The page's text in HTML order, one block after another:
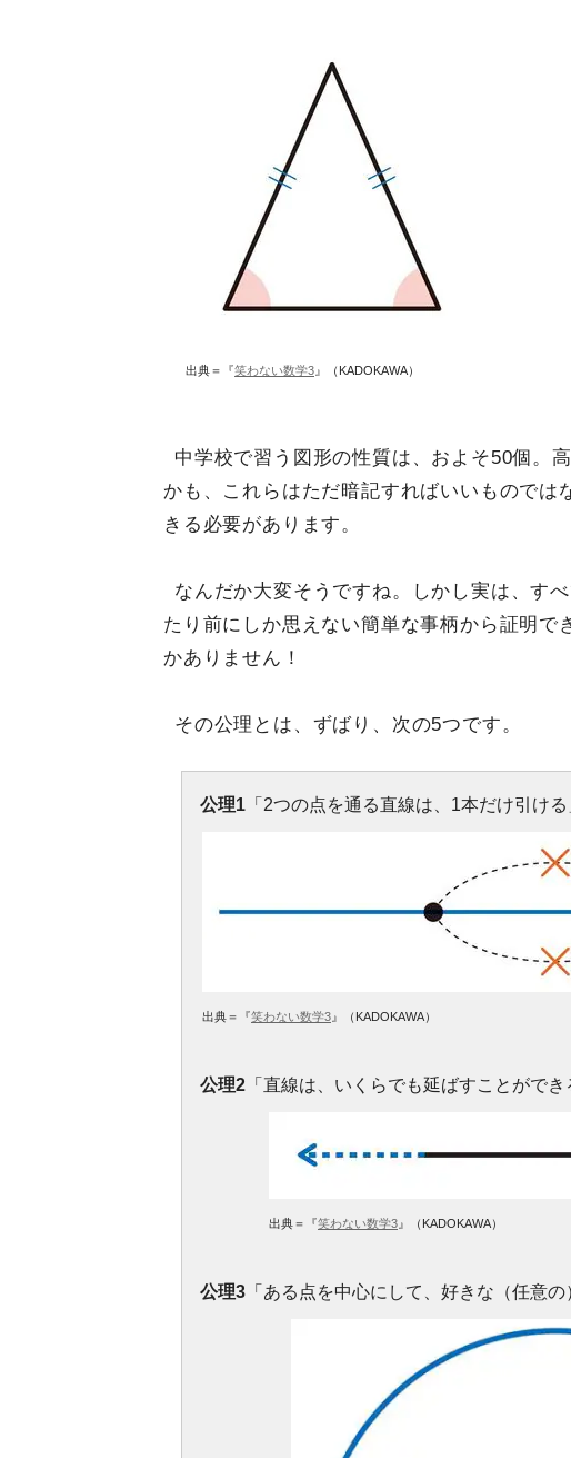
出典＝『笑わない数学3 』（KADOKAWA）
中学校で習う図形の性質は、およそ50個。
かも、これらはただ暗記すればいいもので
きる必要があります。
なんだか大変そうですね。しかし実は、す
たり前にしか思えない簡単な事柄から証明で
かありません！
その公理とは、ずばり、次の5つです。
公理1 「2つの点を通る直線は、1本だけ引ける
出典＝『笑わない数学3 』（KADOKAWA）
公理2 「直線は、いくらでも延ばすことができ
出典＝『笑わない数学3 』（KADOKAWA）
公理3 「ある点を中心にして、好きな（任意